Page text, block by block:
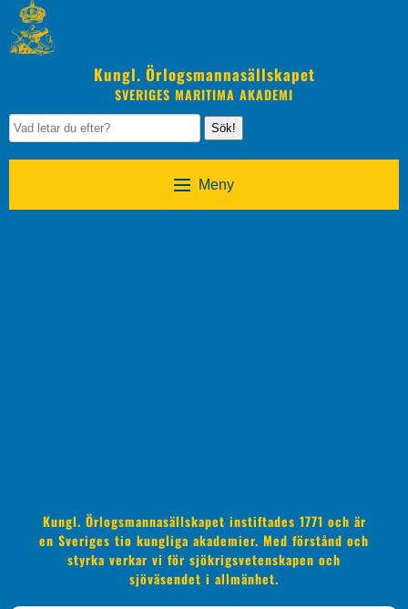
Kungl. Örlogsmannasällskapet
SVERIGES MARITIMA AKADEMI
Sök!
Meny
Kungl. Örlogsmannasällskapet instiftades 1771 och är
en Sveriges tio kungliga akademier. Med förstånd och
styrka verkar vi för sjökrigsvetenskapen och
sjöväsendet i allmänhet.